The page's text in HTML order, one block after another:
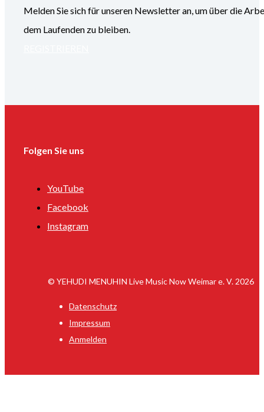
Melden Sie sich für unseren Newsletter an, um über die
dem Laufenden zu bleiben.
Folgen Sie uns
YouTube
Facebook
Instagram
© YEHUDI MENUHIN Live Music Now Weimar e. V. 2026
Datenschutz
Impressum
Anmelden